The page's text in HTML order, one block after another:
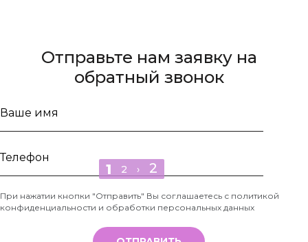
1 2 › 2
Отправьте нам заявку на
обратный звонок
Ваше
Телефон
*
При нажатии кнопки "Отправить" Вы соглашаетесь с политикой
конфиденциальности и обработки персональных данных